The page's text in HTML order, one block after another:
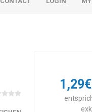
Packs
Packs